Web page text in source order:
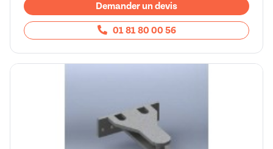
Demander un devis
01 81 80 00 56